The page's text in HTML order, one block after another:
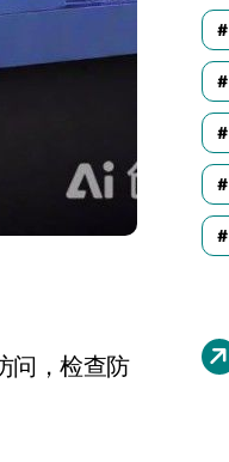
问，检查防